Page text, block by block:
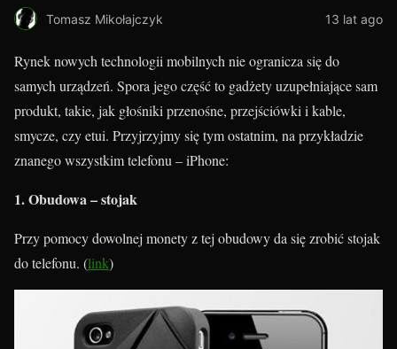
Tomasz Mikołajczyk 13 lat ago
Rynek nowych technologii mobilnych nie ogranicza się do
samych urządzeń. Spora jego część to gadżety uzupełniające sam
produkt, takie, jak głośniki przenośne, przejściówki i kable,
smycze, czy etui. Przyjrzyjmy się tym ostatnim, na przykładzie
znanego wszystkim telefonu – iPhone:
1. Obudowa – stojak
Przy pomocy dowolnej monety z tej obudowy da się zrobić stojak
do telefonu. (link)